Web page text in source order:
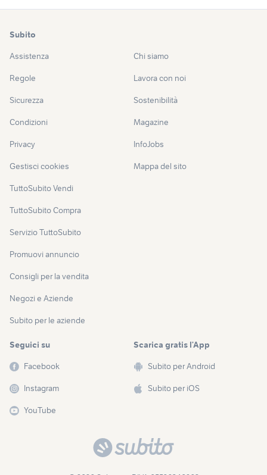
Subito
Assistenza
Regole
Sicurezza
Condizioni
Privacy
Gestisci cookies
TuttoSubito Vendi
TuttoSubito Compra
Servizio TuttoSubito
Promuovi annuncio
Consigli per la vendita
Negozi e Aziende
Subito per le aziende
Chi siamo
Lavora con noi
Sostenibilità
Magazine
InfoJobs
Mappa del sito
Seguici su
Facebook
Instagram
YouTube
Scarica gratis l’App
Subito per Android
Subito per iOS